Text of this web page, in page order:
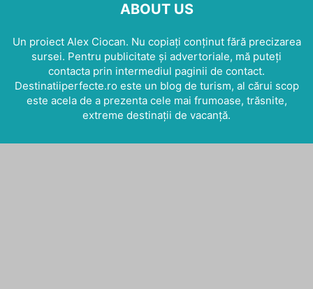
ABOUT US
Un proiect Alex Ciocan. Nu copiați conținut fără precizarea
sursei. Pentru publicitate și advertoriale, mă puteți
contacta prin intermediul paginii de contact.
Destinatiiperfecte.ro este un blog de turism, al cărui scop
este acela de a prezenta cele mai frumoase, trăsnite,
extreme destinații de vacanță.